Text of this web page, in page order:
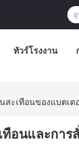
ทัวร์โรงงาน
สะเทือนของแบตเ
ทือนและกา